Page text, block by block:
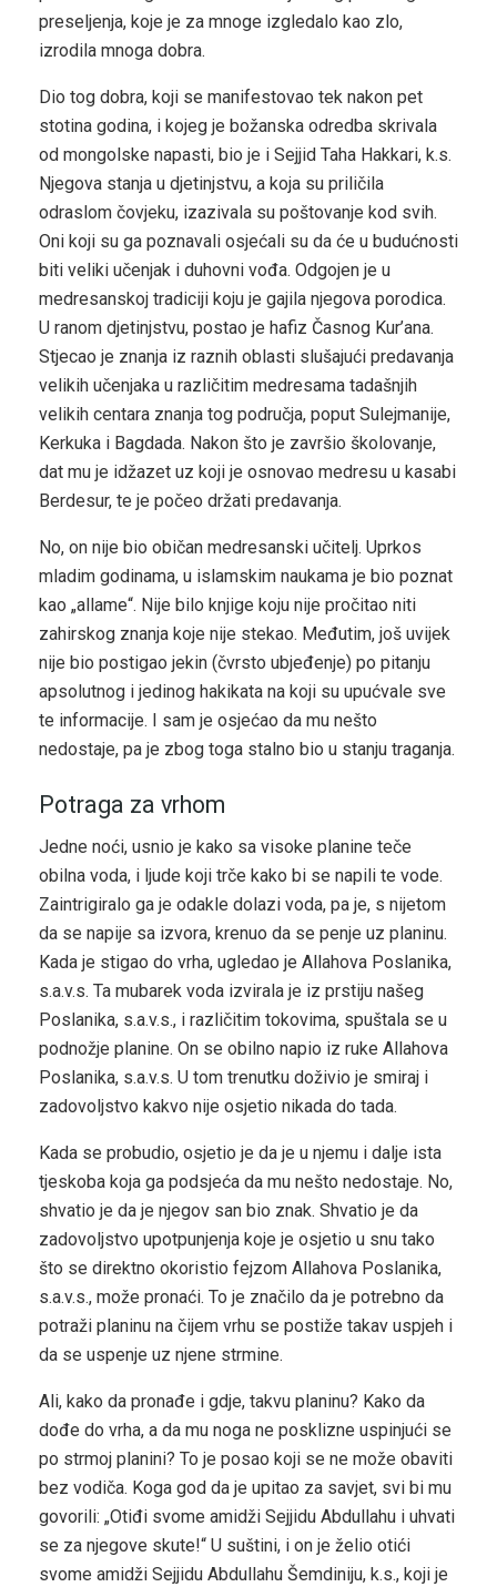
preseljenja, koje je za mnoge izgledalo kao zlo,
izrodila mnoga dobra.
Dio tog dobra, koji se manifestovao tek nakon pet
stotina godina, i kojeg je božanska odredba skrivala
od mongolske napasti, bio je i Sejjid Taha Hakkari, k.s.
Njegova stanja u djetinjstvu, a koja su priličila
odraslom čovjeku, izazivala su poštovanje kod svih.
Oni koji su ga poznavali osjećali su da će u budućnosti
biti veliki učenjak i duhovni vođa. Odgojen je u
medresanskoj tradiciji koju je gajila njegova porodica.
U ranom djetinjstvu, postao je hafiz Časnog Kur’ana.
Stjecao je znanja iz raznih oblasti slušajući predavanja
velikih učenjaka u različitim medresama tadašnjih
velikih centara znanja tog područja, poput Sulejmanije,
Kerkuka i Bagdada. Nakon što je završio školovanje,
dat mu je idžazet uz koji je osnovao medresu u kasabi
Berdesur, te je počeo držati predavanja.
No, on nije bio običan medresanski učitelj. Uprkos
mladim godinama, u islamskim naukama je bio poznat
kao „allame“. Nije bilo knjige koju nije pročitao niti
zahirskog znanja koje nije stekao. Međutim, još uvijek
nije bio postigao jekin (čvrsto ubjeđenje) po pitanju
apsolutnog i jedinog hakikata na koji su upućvale sve
te informacije. I sam je osjećao da mu nešto
nedostaje, pa je zbog toga stalno bio u stanju traganja.
Potraga za vrhom
Jedne noći, usnio je kako sa visoke planine teče
obilna voda, i ljude koji trče kako bi se napili te vode.
Zaintrigiralo ga je odakle dolazi voda, pa je, s nijetom
da se napije sa izvora, krenuo da se penje uz planinu.
Kada je stigao do vrha, ugledao je Allahova Poslanika,
s.a.v.s. Ta mubarek voda izvirala je iz prstiju našeg
Poslanika, s.a.v.s., i različitim tokovima, spuštala se u
podnožje planine. On se obilno napio iz ruke Allahova
Poslanika, s.a.v.s. U tom trenutku doživio je smiraj i
zadovoljstvo kakvo nije osjetio nikada do tada.
Kada se probudio, osjetio je da je u njemu i dalje ista
tjeskoba koja ga podsjeća da mu nešto nedostaje. No,
shvatio je da je njegov san bio znak. Shvatio je da
zadovoljstvo upotpunjenja koje je osjetio u snu tako
što se direktno okoristio fejzom Allahova Poslanika,
s.a.v.s., može pronaći. To je značilo da je potrebno da
potraži planinu na čijem vrhu se postiže takav uspjeh i
da se uspenje uz njene strmine.
Ali, kako da pronađe i gdje, takvu planinu? Kako da
dođe do vrha, a da mu noga ne posklizne uspinjući se
po strmoj planini? To je posao koji se ne može obaviti
bez vodiča. Koga god da je upitao za savjet, svi bi mu
govorili: „Otiđi svome amidži Sejjidu Abdullahu i uhvati
se za njegove skute!“ U suštini, i on je želio otići
svome amidži Sejjidu Abdullahu Šemdiniju, k.s., koji je